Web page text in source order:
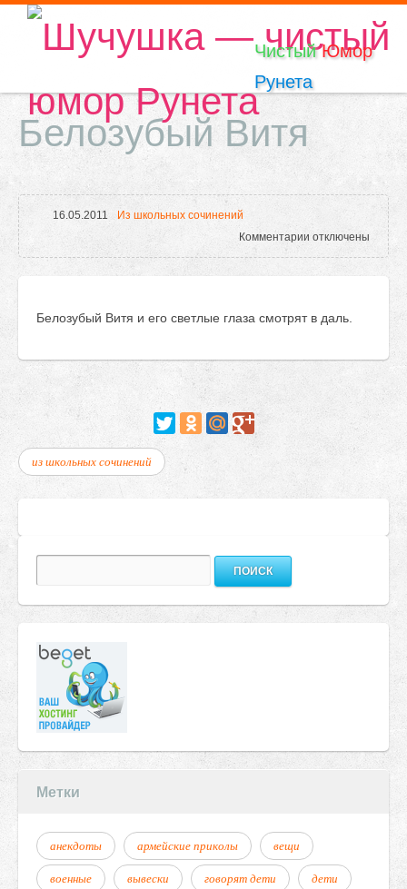
Чистый Юмор
Рунета
Белозубый Витя
16.05.2011
Из школьных сочинений
Комментарии к записи
отключены
Белозубый Витя и его светлые глаза смотрят в даль.
из школьных сочинений
Метки
анекдоты армейские приколы вещи
военные вывески говорят дети дети